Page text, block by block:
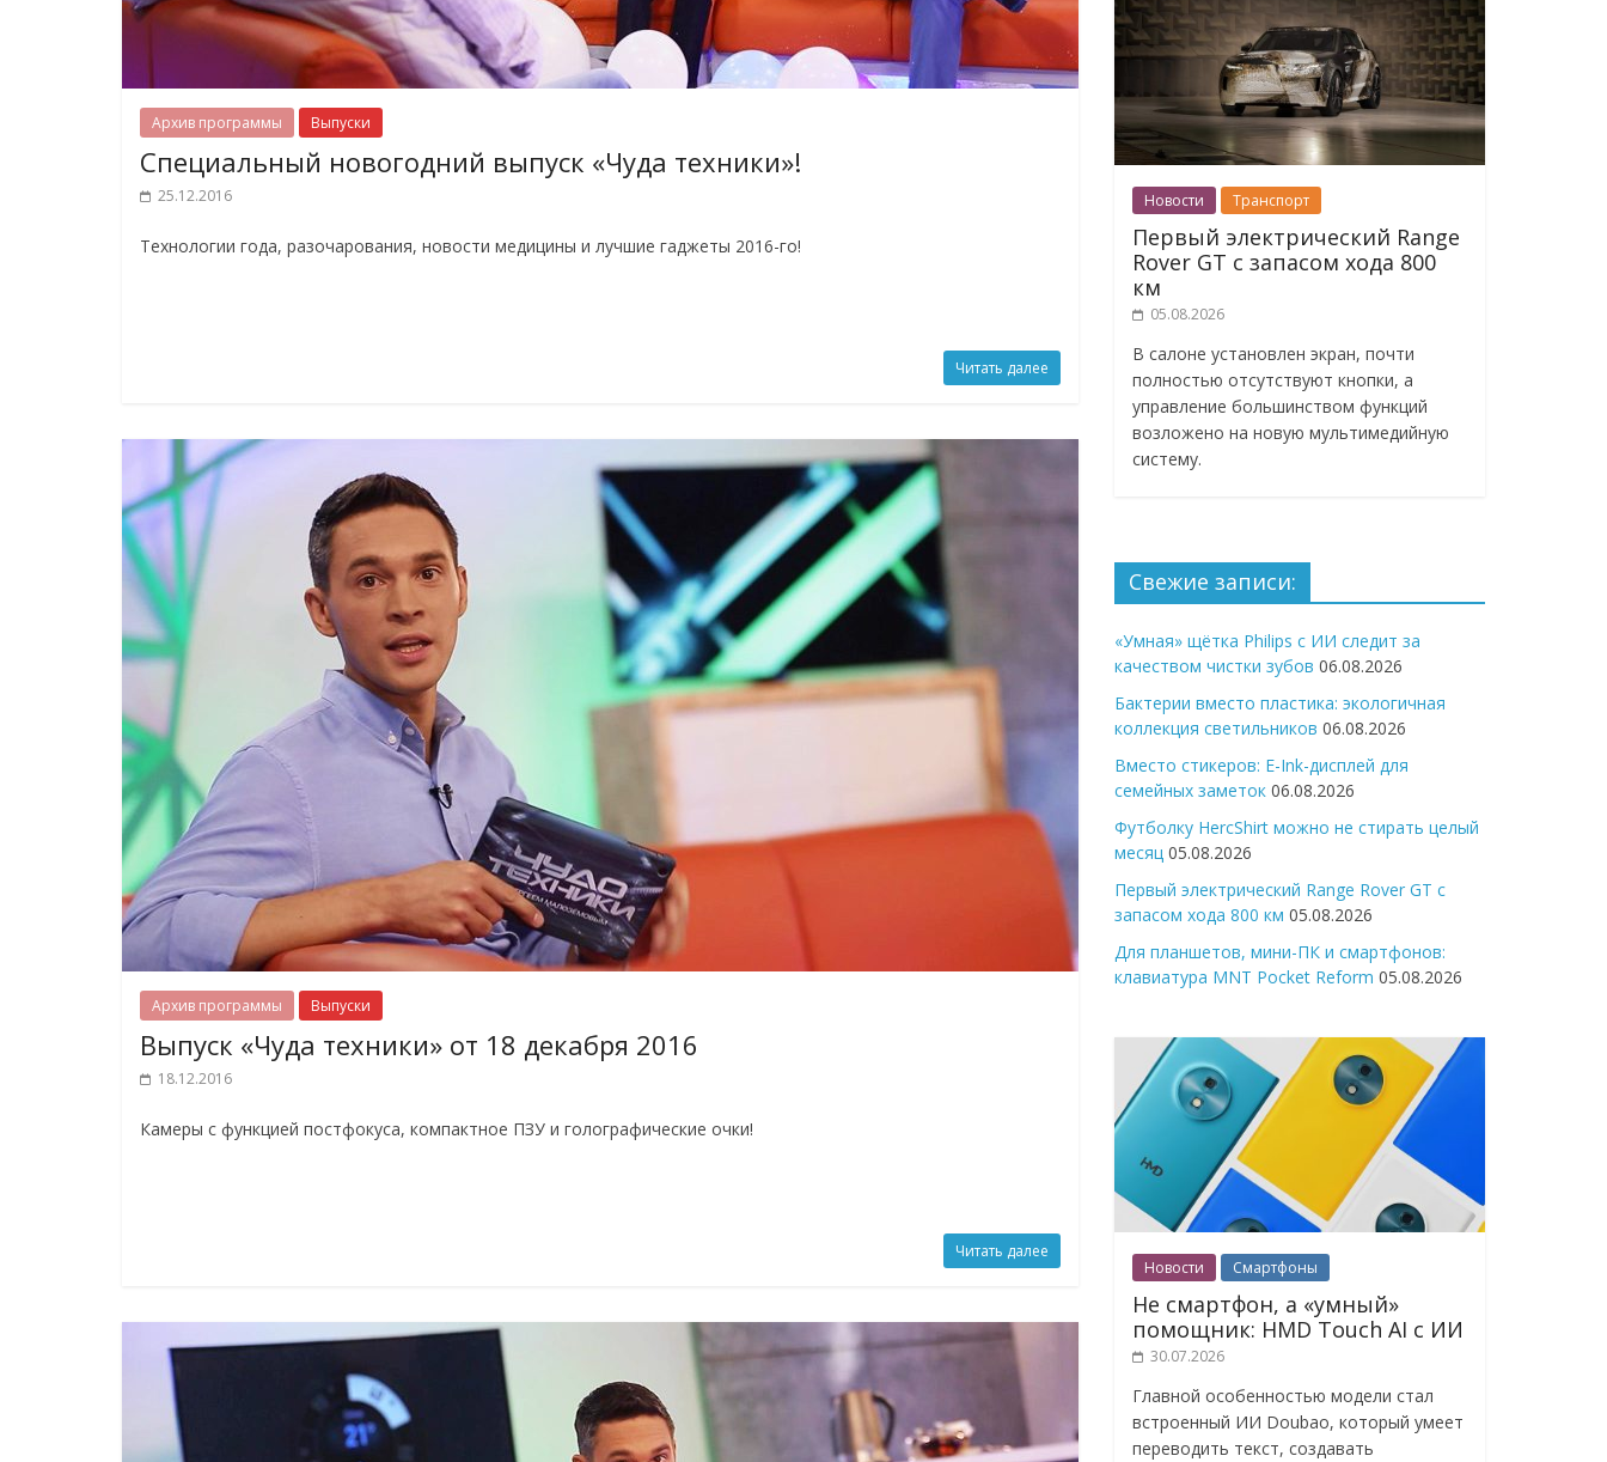
Архив программы Выпуски
Специальный новогодний выпуск «Чуда техники»!
25.12.2016
Технологии года, разочарования, новости медицины и лучшие гаджеты 2016-го!
Читать далее
Архив программы Выпуски
Выпуск «Чуда техники» от 18 декабря 2016
18.12.2016
Камеры с функцией постфокуса, компактное ПЗУ и голографические очки!
Читать далее
Новости Транспорт
Первый электрический Range
Rover GT с запасом хода 800
км
05.08.2026
В салоне установлен экран, почти
полностью отсутствуют кнопки, а
управление большинством функций
возложено на новую мультимедийную
систему.
Свежие записи:
«Умная» щётка Philips с ИИ следит за
качеством чистки зубов 06.08.2026
Бактерии вместо пластика: экологичная
коллекция светильников 06.08.2026
Вместо стикеров: E-Ink-дисплей для
семейных заметок 06.08.2026
Футболку HercShirt можно не стирать целый
месяц 05.08.2026
Первый электрический Range Rover GT с
запасом хода 800 км 05.08.2026
Для планшетов, мини-ПК и смартфонов:
клавиатура MNT Pocket Reform 05.08.2026
Новости Смартфоны
Не смартфон, а «умный»
помощник: HMD Touch AI с ИИ
30.07.2026
Главной особенностью модели стал
встроенный ИИ Doubao, который умеет
переводить текст, создавать